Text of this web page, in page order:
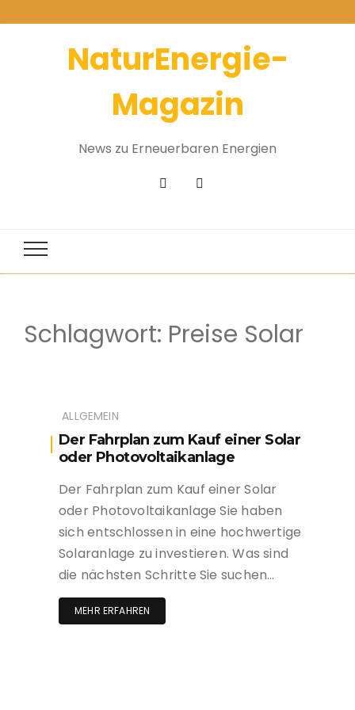
NaturEnergie-
Magazin
News zu Erneuerbaren Energien
Schlagwort: Preise Solar
ALLGEMEIN
Der Fahrplan zum Kauf einer Solar
oder Photovoltaikanlage
Der Fahrplan zum Kauf einer Solar
oder Photovoltaikanlage Sie haben
sich entschlossen in eine hochwertige
Solaranlage zu investieren. Was sind
die nächsten Schritte Sie suchen…
MEHR ERFAHREN